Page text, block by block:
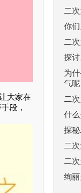
大家在
段，
二
你
二
探
为
气呢
二
什
探
二
二
绚